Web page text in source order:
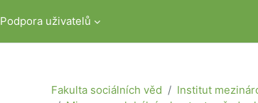
Podpora uživatelů
Fakulta sociálních věd Institut